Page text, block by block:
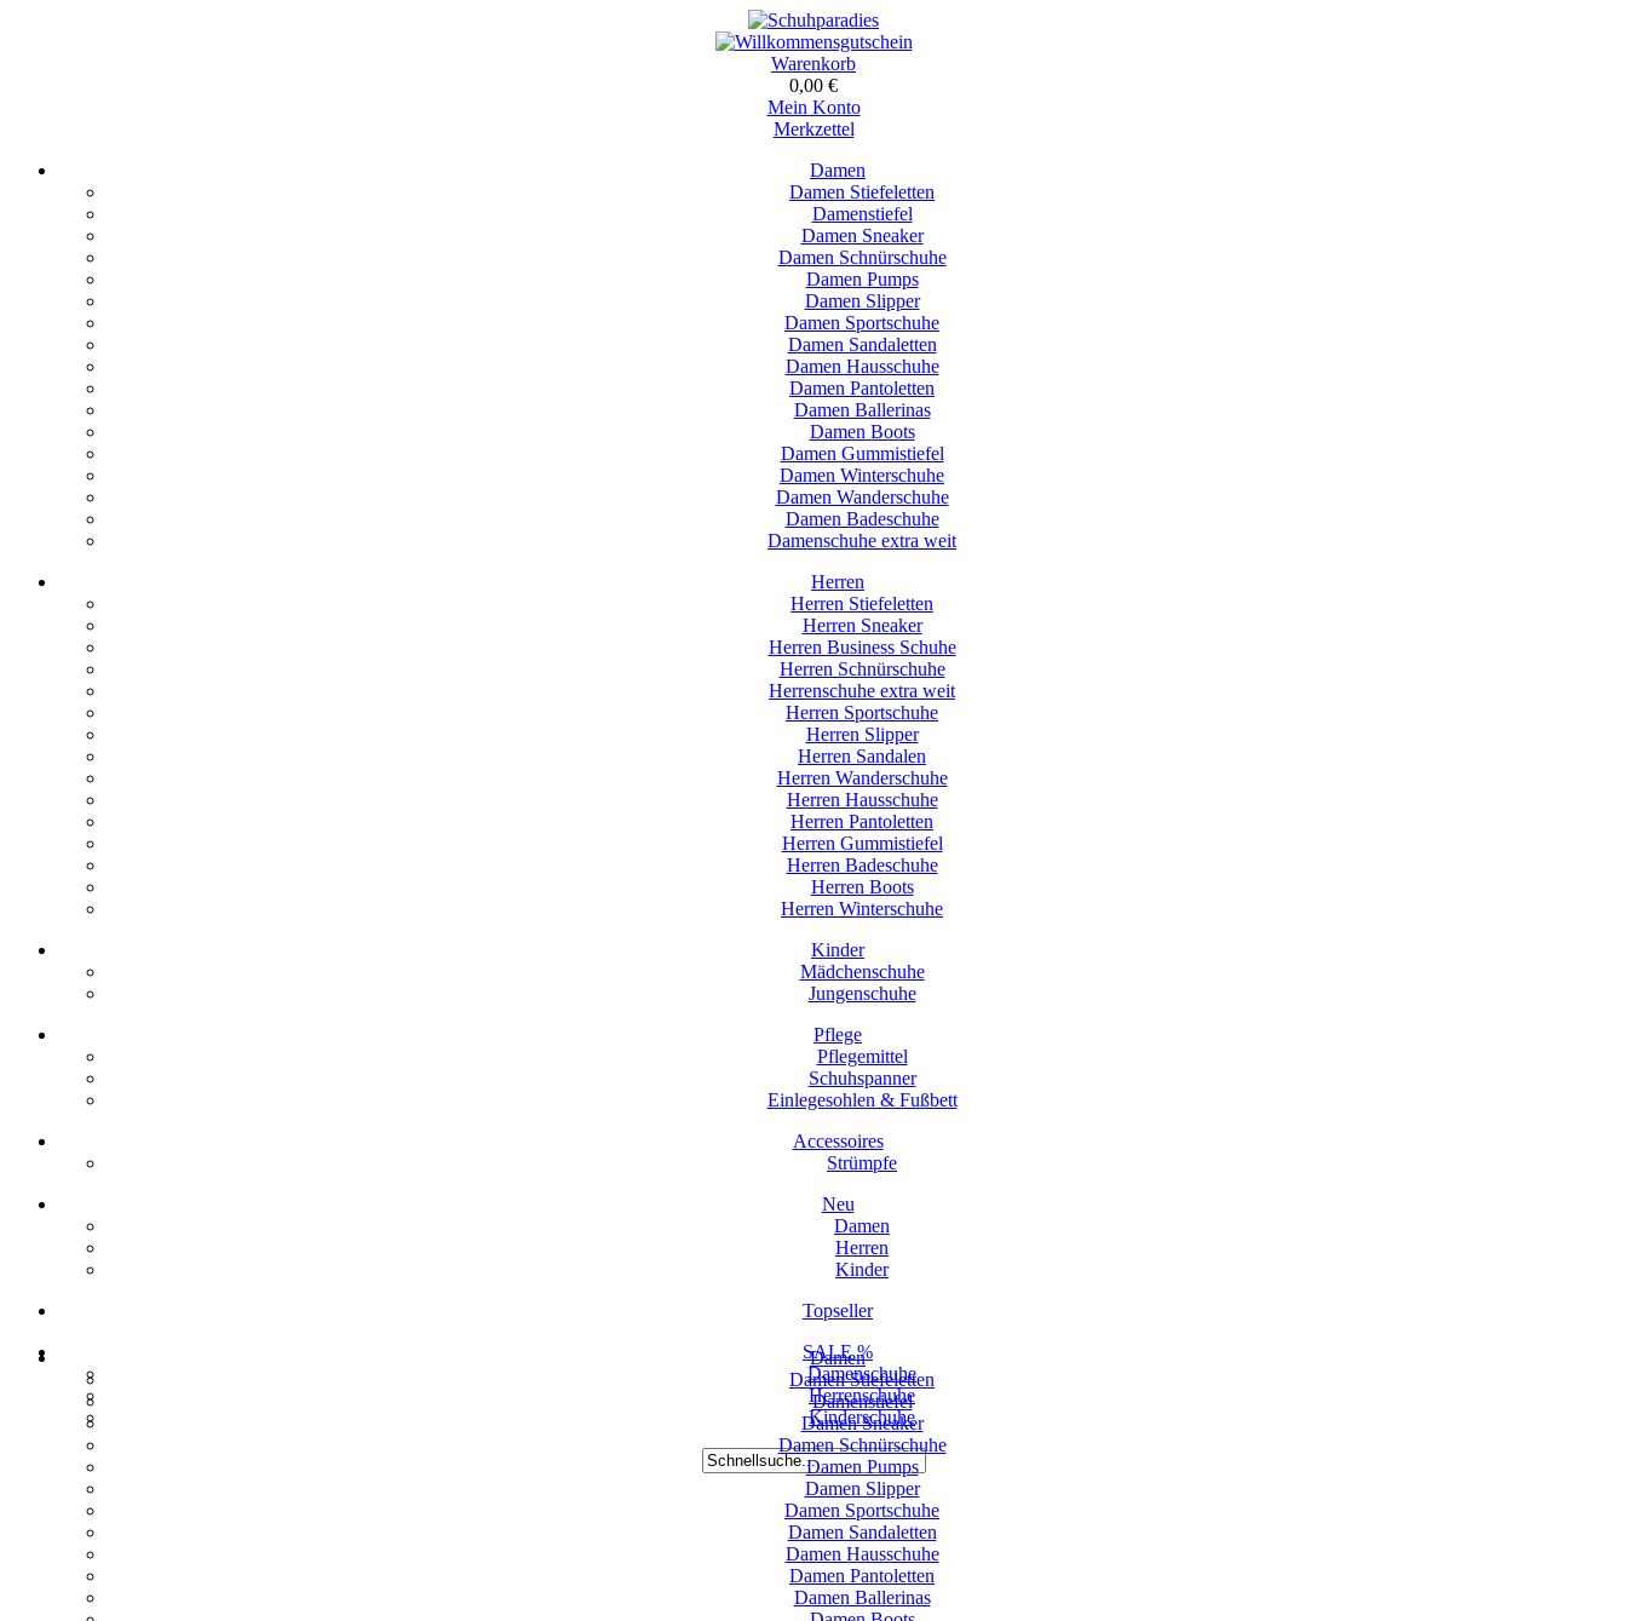
Warenkorb
0,00 €
Mein Konto
Merkzettel
Damen
Damen Stiefeletten
Damenstiefel
Damen Sneaker
Damen Schnürschuhe
Damen Pumps
Damen Slipper
Damen Sportschuhe
Damen Sandaletten
Damen Hausschuhe
Damen Pantoletten
Damen Ballerinas
Damen Boots
Damen Gummistiefel
Damen Winterschuhe
Damen Wanderschuhe
Damen Badeschuhe
Damenschuhe extra weit
Herren
Herren Stiefeletten
Herren Sneaker
Herren Business Schuhe
Herren Schnürschuhe
Herrenschuhe extra weit
Herren Sportschuhe
Herren Slipper
Herren Sandalen
Herren Wanderschuhe
Herren Hausschuhe
Herren Pantoletten
Herren Gummistiefel
Herren Badeschuhe
Herren Boots
Herren Winterschuhe
Kinder
Mädchenschuhe
Jungenschuhe
Pflege
Pflegemittel
Schuhspanner
Einlegesohlen & Fußbett
Accessoires
Strümpfe
Neu
Damen
Herren
Kinder
Topseller
SALE %
Damenschuhe
Herrenschuhe
Kinderschuhe
Damen
Damen Stiefeletten
Damenstiefel
Damen Sneaker
Damen Schnürschuhe
Damen Pumps
Damen Slipper
Damen Sportschuhe
Damen Sandaletten
Damen Hausschuhe
Damen Pantoletten
Damen Ballerinas